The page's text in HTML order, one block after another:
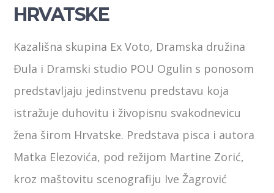
HRVATSKE
Kazališna skupina Ex Voto, Dramska družina
Đula i Dramski studio POU Ogulin s ponosom
predstavljaju jedinstvenu predstavu koja
istražuje duhovitu i živopisnu svakodnevicu
žena širom Hrvatske. Predstava pisca i autora
Matka Elezovića, pod režijom Martine Zorić,
kroz maštovitu scenografiju Ive Žagrović